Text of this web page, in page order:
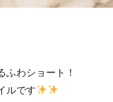
ふわショート！
ルです